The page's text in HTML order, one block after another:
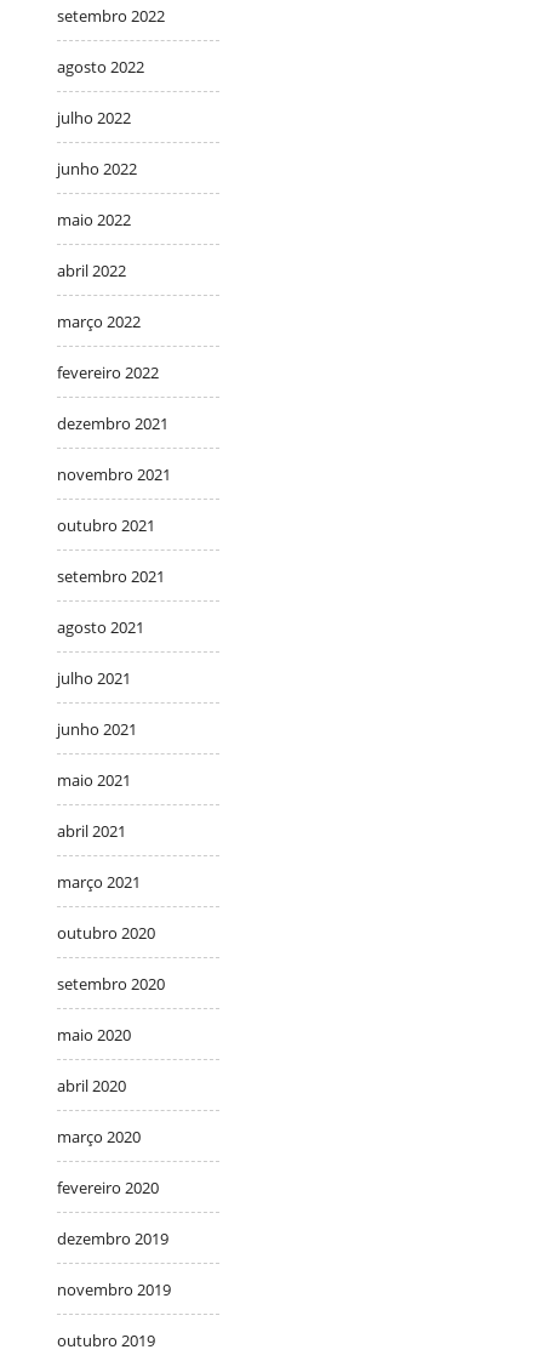
setembro 2022
agosto 2022
julho 2022
junho 2022
maio 2022
abril 2022
março 2022
fevereiro 2022
dezembro 2021
novembro 2021
outubro 2021
setembro 2021
agosto 2021
julho 2021
junho 2021
maio 2021
abril 2021
março 2021
outubro 2020
setembro 2020
maio 2020
abril 2020
março 2020
fevereiro 2020
dezembro 2019
novembro 2019
outubro 2019